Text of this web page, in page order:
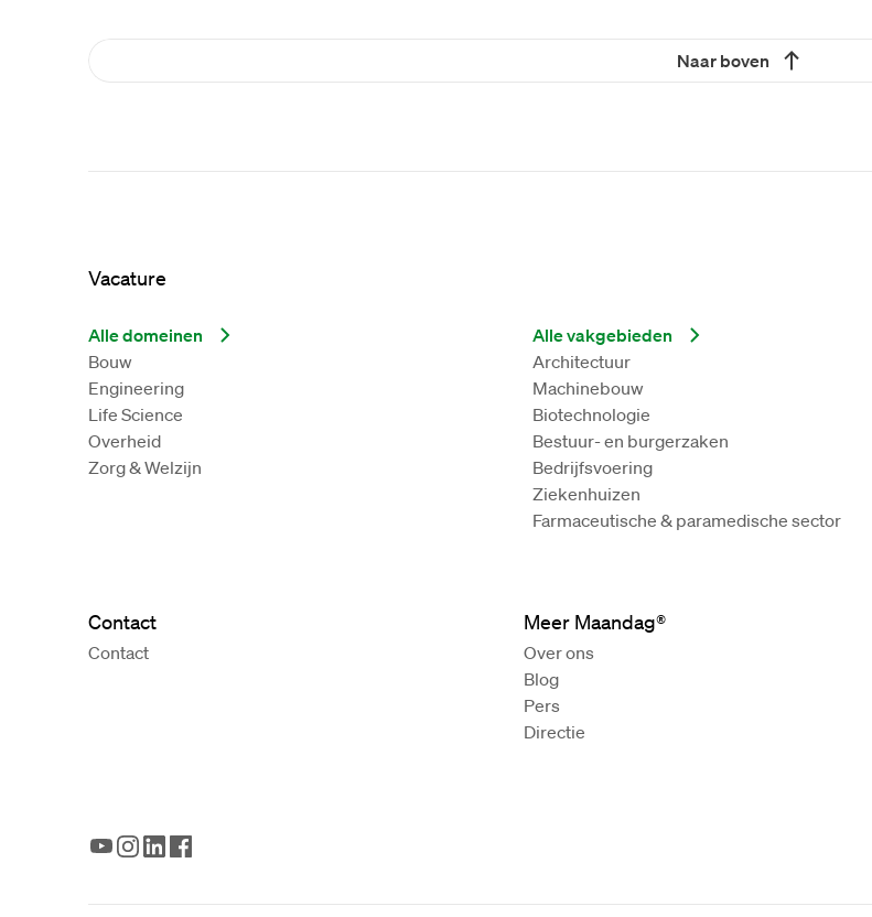
Naar boven
Vacature
Alle domeinen
Bouw
Engineering
Life Science
Overheid
Zorg & Welzijn
Alle vakgebieden
Architectuur
Machinebouw
Biotechnologie
Bestuur- en burgerzaken
Bedrijfsvoering
Ziekenhuizen
Farmaceutische & paramedische sector
Contact
Contact
Meer Maandag®
Over ons
Blog
Pers
Directie